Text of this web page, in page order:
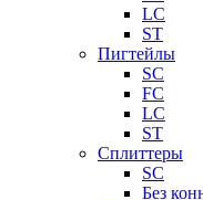
LC
ST
Пигтейлы
SC
FC
LC
ST
Сплиттеры
SC
Без